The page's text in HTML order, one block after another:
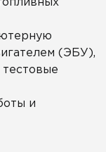
(ЭБУ),
и